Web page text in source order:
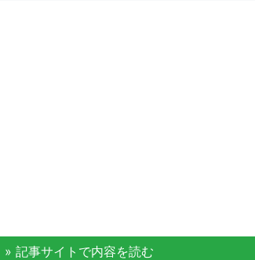
» 記事サイトで内容を読む